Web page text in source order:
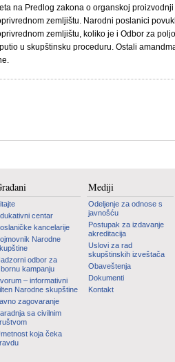
na Predlog zakona o organskoj proizvodnji
zemljištu. Narodni poslanici
zemljištu, koliko je i Odbor za
u skupštinsku proceduru. Ostali
centar
kancelarije
Narodne
odbor za
kampanju
– informativni
Narodne skupštine
zagovaranje
sa civilnim
koja čeka
Mediji
Odeljenje za odnose s
javnošću
Postupak za izdavanje
akreditacija
Uslovi za rad
skupštinskih izveštača
Obaveštenja
Dokumenti
Kontakt